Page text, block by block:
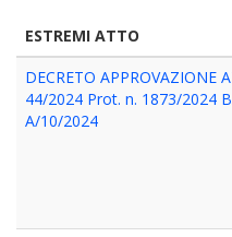
ESTREMI ATTO
DECRETO APPROVAZIONE
44/2024 Prot. n. 1873/2024
A/10/2024